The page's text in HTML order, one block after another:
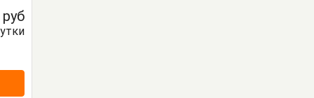
руб